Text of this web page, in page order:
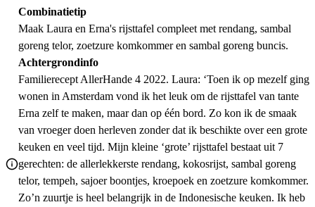
Combinatietip
Maak Laura en Erna's rijsttafel compleet met rendang, sambal
goreng telor, zoetzure komkommeren sambal goreng buncis.
Achtergrondinfo
Familierecept AllerHande 4 2022. Laura: ‘Toen ik op mezelf ging
wonen in Amsterdam vond ik het leuk om de rijsttafel van tante
Erna zelf te maken, maar dan op één bord. Zo kon ik de smaak
van vroeger doen herleven zonder dat ik beschikte over een grote
keuken en veel tijd. Mijn kleine ‘grote’ rijsttafel bestaat uit 7
gerechten: de allerlekkerste rendang, kokosrijst, sambal goreng
telor, tempeh, sajoer boontjes, kroepoek en zoetzure komkommer.
Zo’n zuurtje is heel belangrijk in de Indonesische keuken. Ik heb